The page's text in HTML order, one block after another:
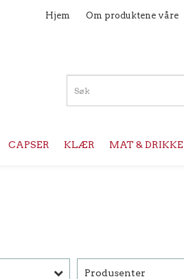
Hjem Om produktene våre
CAPSER KLÆR MAT & DRIKKE
Produsenter